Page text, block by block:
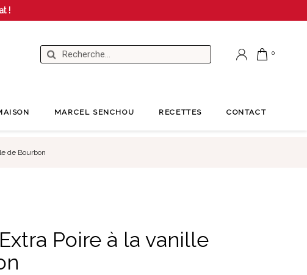
!
MARCEL SENCHOU RECETTES CONTACT
de Bourbon
Poire à la vanille